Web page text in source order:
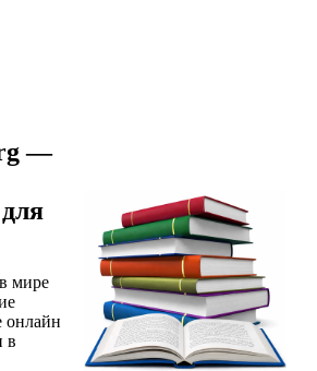
—
мире
онлайн
в